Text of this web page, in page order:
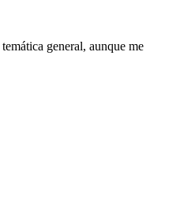
general, aunque me